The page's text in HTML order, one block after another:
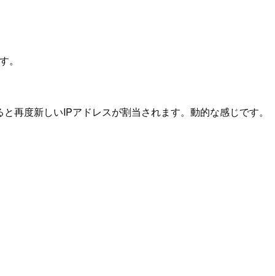
。
再度新しいIPアドレスが割当されます。動的な感じです。